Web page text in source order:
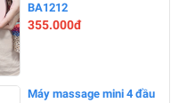
BA1212
355.000đ
Máy massage mini 4 đầu